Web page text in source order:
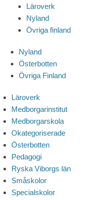
Läroverk
Nyland
Övriga finland
Nyland
Österbotten
Övriga Finland
Läroverk
Medborgarinstitut
Medborgarskola
Okategoriserade
Österbotten
Pedagogi
Ryska Viborgs län
Småskolor
Specialskolor